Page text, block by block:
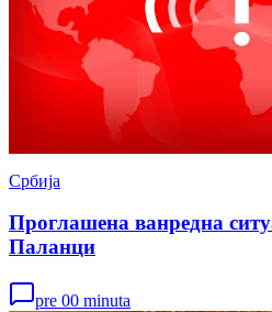
Србија
Проглашена ванредна
Паланци
pre 00 minuta